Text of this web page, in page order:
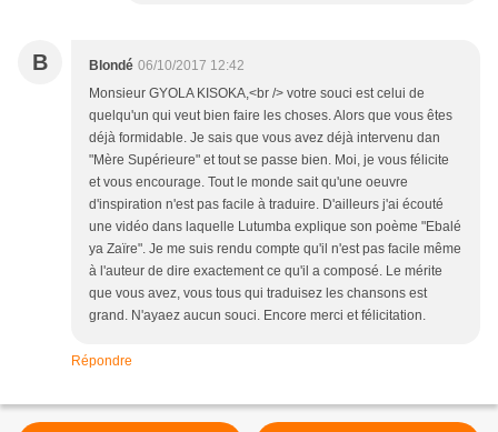
B Blondé 06/10/2017 12:42
Monsieur GYOLA KISOKA,<br /> votre souci est celui de
quelqu'un qui veut bien faire les choses. Alors que vous êtes
déjà formidable. Je sais que vous avez déjà intervenu dan
"Mère Supérieure" et tout se passe bien. Moi, je vous félicite
et vous encourage. Tout le monde sait qu'une oeuvre
d'inspiration n'est pas facile à traduire. D'ailleurs j'ai écouté
une vidéo dans laquelle Lutumba explique son poème "Ebalé
ya Zaïre". Je me suis rendu compte qu'il n'est pas facile même
à l'auteur de dire exactement ce qu'il a composé. Le mérite
que vous avez, vous tous qui traduisez les chansons est
grand. N'ayaez aucun souci. Encore merci et félicitation.
Répondre